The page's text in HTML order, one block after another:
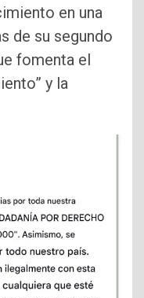
en una
de su segundo
fomenta el
y la